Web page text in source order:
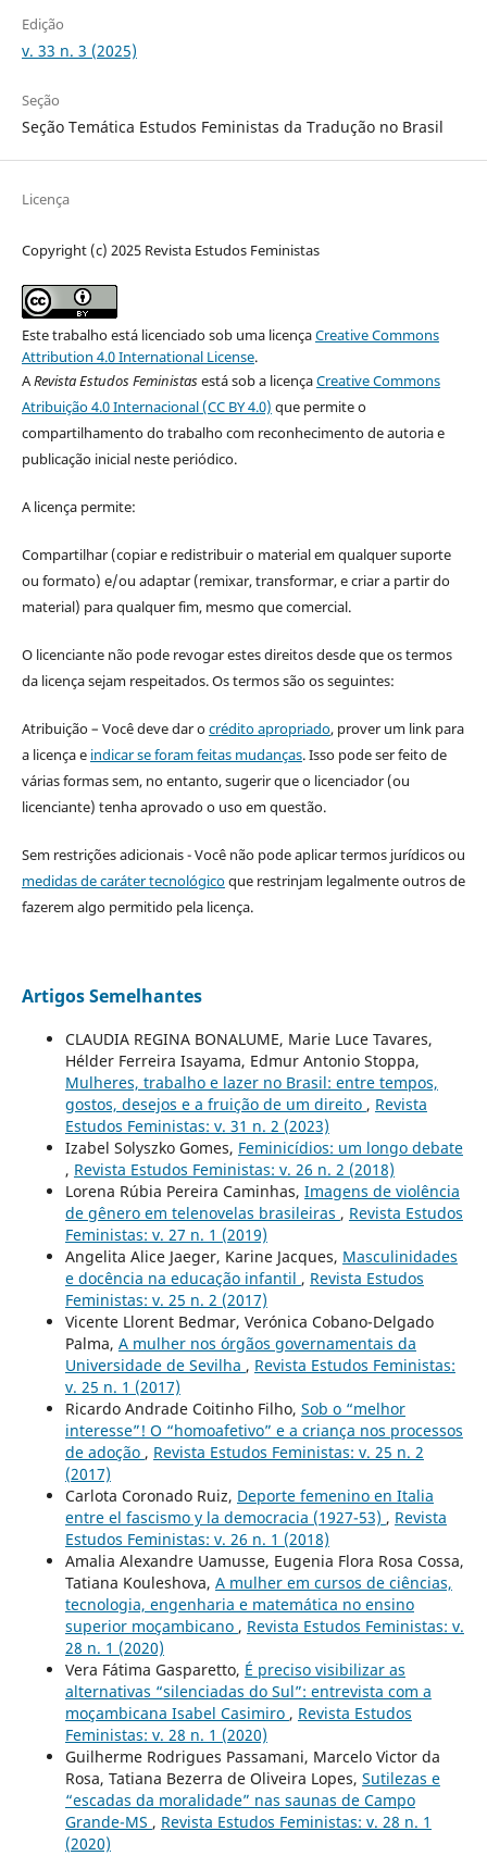
Edição
v. 33 n. 3 (2025)
Seção
Seção Temática Estudos Feministas da Tradução no Brasil
Licença
Copyright (c) 2025 Revista Estudos Feministas
Este trabalho está licenciado sob uma licençaCreative Commons
Attribution 4.0 International License.
ARevista Estudos Feministasestá sob a licençaCreative Commons
Atribuição 4.0 Internacional (CC BY 4.0) que permite o
compartilhamento do trabalho com reconhecimento de autoria e
publicação inicial neste periódico.
A licença permite:
Compartilhar (copiar e redistribuir o material em qualquer suporte
ou formato) e/ou adaptar (remixar, transformar, e criar a partir do
material) para qualquer fim, mesmo que comercial.
O licenciante não pode revogar estes direitos desde que os termos
da licença sejam respeitados. Os termos são os seguintes:
Atribuição – Você deve dar ocrédito apropriado, prover um link para
a licença e indicar se foram feitas mudanças. Isso pode ser feito de
várias formas sem, no entanto, sugerir que o licenciador (ou
licenciante) tenha aprovado o uso em questão.
Sem restrições adicionais - Você não pode aplicar termos jurídicos ou
medidas de caráter tecnológicoque restrinjam legalmente outros de
fazerem algo permitido pela licença.
Artigos Semelhantes
CLAUDIA REGINA BONALUME, Marie Luce Tavares,
Hélder Ferreira Isayama, Edmur Antonio Stoppa,
Mulheres, trabalho e lazer no Brasil: entre tempos,
gostos, desejos e a fruição de um direito , Revista
Estudos Feministas: v. 31 n. 2 (2023)
Izabel Solyszko Gomes, Feminicídios: um longo debate
, Revista Estudos Feministas: v. 26 n. 2 (2018)
Lorena Rúbia Pereira Caminhas, Imagens de violência
de gênero em telenovelas brasileiras , Revista Estudos
Feministas: v. 27 n. 1 (2019)
Angelita Alice Jaeger, Karine Jacques, Masculinidades
e docência na educação infantil , Revista Estudos
Feministas: v. 25 n. 2 (2017)
Vicente Llorent Bedmar, Verónica Cobano-Delgado
Palma, A mulher nos órgãos governamentais da
Universidade de Sevilha , Revista Estudos Feministas:
v. 25 n. 1 (2017)
Ricardo Andrade Coitinho Filho, Sob o “melhor
interesse”! O “homoafetivo” e a criança nos processos
de adoção , Revista Estudos Feministas: v. 25 n. 2
(2017)
Carlota Coronado Ruiz, Deporte femenino en Italia
entre el fascismo y la democracia (1927-53) , Revista
Estudos Feministas: v. 26 n. 1 (2018)
Amalia Alexandre Uamusse, Eugenia Flora Rosa Cossa,
Tatiana Kouleshova, A mulher em cursos de ciências,
tecnologia, engenharia e matemática no ensino
superior moçambicano , Revista Estudos Feministas: v.
28 n. 1 (2020)
Vera Fátima Gasparetto, É preciso visibilizar as
alternativas “silenciadas do Sul”: entrevista com a
moçambicana Isabel Casimiro , Revista Estudos
Feministas: v. 28 n. 1 (2020)
Guilherme Rodrigues Passamani, Marcelo Victor da
Rosa, Tatiana Bezerra de Oliveira Lopes, Sutilezas e
“escadas da moralidade” nas saunas de Campo
Grande-MS , Revista Estudos Feministas: v. 28 n. 1
(2020)